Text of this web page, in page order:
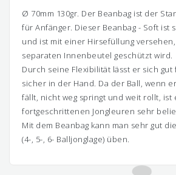
Ø 70mm 130gr. Der Beanbag ist der
für Anfänger. Dieser Beanbag - Soft ist
und ist mit einer Hirsefüllung
separaten Innenbeutel geschützt wird.
Durch seine Flexibilität lässt er sich gut
sicher in der Hand. Da der Ball, wenn
fällt, nicht weg springt und weit rollt, ist
fortgeschrittenen Jongleuren sehr
Mit dem Beanbag kann man sehr gut
(4-, 5-, 6- Balljonglage) üben.